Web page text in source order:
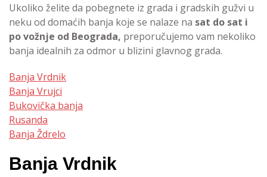
Ukoliko želite da pobegnete iz grada i gradskih gužvi u
neku od domaćih banja koje se nalaze na sat do sat i
po vožnje od Beograda, preporučujemo vam nekoliko
banja idealnih za odmor u blizini glavnog grada.
Banja Vrdnik
Banja Vrujci
Bukovička banja
Rusanda
Banja Ždrelo
Banja Vrdnik